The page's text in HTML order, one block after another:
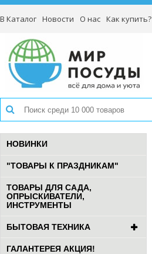
В Каталог Новости О нас Как купить?
НОВИНКИ
"ТОВАРЫ К ПРАЗДНИКАМ"
ТОВАРЫ ДЛЯ САДА,
ОПРЫСКИВАТЕЛИ,
ИНСТРУМЕНТЫ
БЫТОВАЯ ТЕХНИКА
ГАЛАНТЕРЕЯ АКЦИЯ!